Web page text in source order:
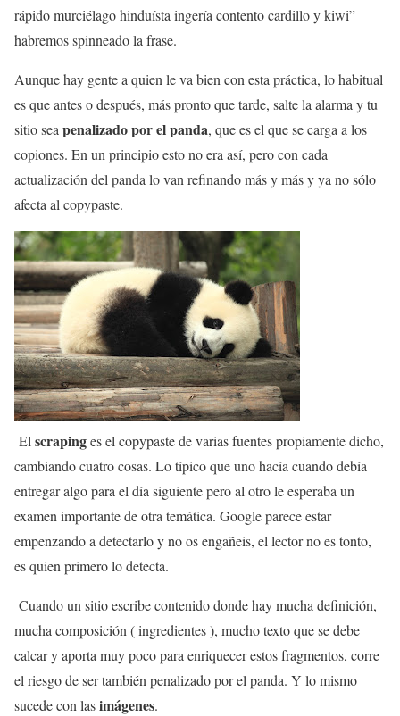
rápido murciélago hinduísta ingería contento cardillo y kiwi”
habremos spinneado la frase.
Aunque hay gente a quien le va bien con esta práctica, lo habitual
es que antes o después, más pronto que tarde, salte la alarma y tu
sitio sea penalizado por el panda, que es el que se carga a los
copiones. En un principio esto no era así, pero con cada
actualización del panda lo van refinando más y más y ya no sólo
afecta al copypaste.
El scrapinges el copypaste de varias fuentes propiamente dicho,
cambiando cuatro cosas. Lo típico que uno hacía cuando debía
entregar algo para el día siguiente pero al otro le esperaba un
examen importante de otra temática. Google parece estar
empenzando a detectarlo y no os engañeis, el lector no es tonto,
es quien primero lo detecta.
Cuando un sitio escribe contenido donde hay mucha definición,
mucha composición ( ingredientes ), mucho texto que se debe
calcar y aporta muy poco para enriquecer estos fragmentos, corre
el riesgo de ser también penalizado por el panda. Y lo mismo
sucede con lasimágenes.